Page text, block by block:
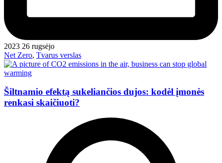
2023 26 rugsėjo
Net Zero, Tvarus verslas
Šiltnamio efektą sukeliančios dujos: kodėl įmonės
renkasi skaičiuoti?